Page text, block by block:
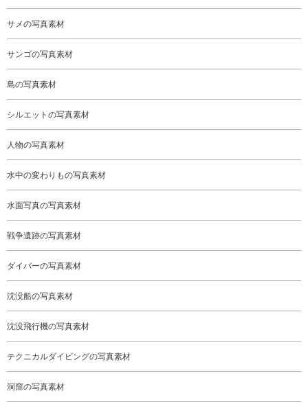
サメの写真素材
サンゴの写真素材
島の写真素材
シルエットの写真素材
人物の写真素材
水中の変わりもの写真素材
水面写真の写真素材
戦争遺跡の写真素材
ダイバーの写真素材
沈没船の写真素材
沈没飛行機の写真素材
テクニカルダイビングの写真素材
洞窟の写真素材